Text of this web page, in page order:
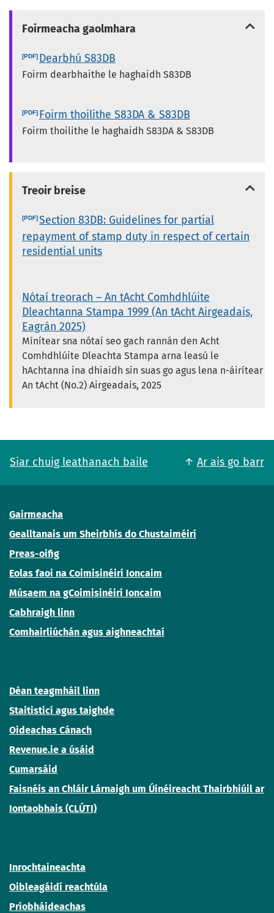
Foirmeacha gaolmhara
Dearbhú S83DB
Foirm dearbhaithe le haghaidh S83DB
Foirm thoilithe S83DA & S83DB
Foirm thoilithe le haghaidh S83DA & S83DB
Treoir breise
Section 83DB: Guidelines for partial
repayment of stamp duty in respect of certain
residential units
Nótaí treorach – An tAcht Comhdhlúite
Dleachtanna Stampa 1999 (An tAcht Airgeadais,
Eagrán 2025)
Mínítear sna nótaí seo gach rannán den Acht
Comhdhlúite Dleachta Stampa arna leasú le
hAchtanna ina dhiaidh sin suas go agus lena n-áirítear
An tAcht (No.2) Airgeadais, 2025
Siar chuig leathanach baile Ar ais go barr
Gairmeacha
Gealltanais um Sheirbhís do Chustaiméirí
Preas-oifig
Eolas faoi na Coimisinéirí Ioncaim
Músaem na gCoimisinéirí Ioncaim
Cabhraigh linn
Comhairliúchán agus aighneachtaí
Déan teagmháil linn
Staitisticí agus taighde
Oideachas Cánach
Revenue.ie a úsáid
Cumarsáid
Faisnéis an Chláir Lárnaigh um Úinéireacht Thairbhiúil ar
Iontaobhais (CLÚTI)
Inrochtaineachta
Oibleagáidí reachtúla
Príobháideachas